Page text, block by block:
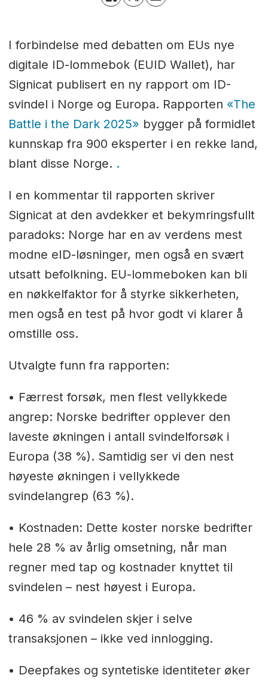
I forbindelse med debatten om EUs nye
digitale ID-lommebok (EUID Wallet), har
Signicat publisert en ny rapport om ID-
svindel i Norge og Europa. Rapporten «The
Battle i the Dark 2025» bygger på formidlet
kunnskap fra 900 eksperter i en rekke land,
blant disse Norge. .
I en kommentar til rapporten skriver
Signicat at den avdekker et bekymringsfullt
paradoks: Norge har en av verdens mest
modne eID-løsninger, men også en svært
utsatt befolkning. EU-lommeboken kan bli
en nøkkelfaktor for å styrke sikkerheten,
men også en test på hvor godt vi klarer å
omstille oss.
Utvalgte funn fra rapporten:
• Færrest forsøk, men flest vellykkede
angrep: Norske bedrifter opplever den
laveste økningen i antall svindelforsøk i
Europa (38 %). Samtidig ser vi den nest
høyeste økningen i vellykkede
svindelangrep (63 %).
• Kostnaden: Dette koster norske bedrifter
hele 28 % av årlig omsetning, når man
regner med tap og kostnader knyttet til
svindelen – nest høyest i Europa.
• 46 % av svindelen skjer i selve
transaksjonen – ikke ved innlogging.
• Deepfakes og syntetiske identiteter øker